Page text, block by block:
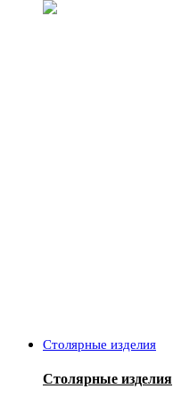
Столярные изделия
Столярные изделия